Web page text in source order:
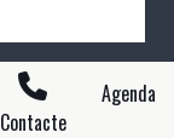
Contacte
Agenda